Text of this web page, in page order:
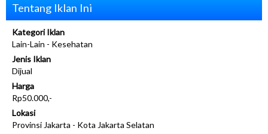
Tentang Iklan Ini
Kategori Iklan
Lain-Lain - Kesehatan
Jenis Iklan
Dijual
Harga
Rp50.000,-
Lokasi
Provinsi Jakarta - Kota Jakarta Selatan